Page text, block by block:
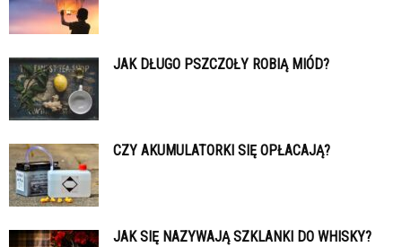
JAK DŁUGO PSZCZOŁY ROBIĄ MIÓD?
CZY AKUMULATORKI SIĘ OPŁACAJĄ?
JAK SIĘ NAZYWAJĄ SZKLANKI DO WHISKY?